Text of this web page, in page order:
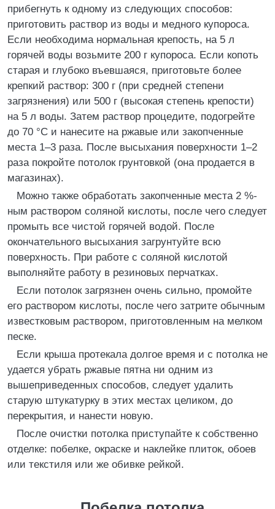
прибегнуть к одному из следующих способов:
приготовить раствор из воды и медного купороса.
Если необходима нормальная крепость, на 5 л
горячей воды возьмите 200 г купороса. Если копоть
старая и глубоко въевшаяся, приготовьте более
крепкий раствор: 300 г (при средней степени
загрязнения) или 500 г (высокая степень крепости)
на 5 л воды. Затем раствор процедите, подогрейте
до 70 °C и нанесите на ржавые или закопченные
места 1–3 раза. После высыхания поверхности 1–2
раза покройте потолок грунтовкой (она продается в
магазинах).
Можно также обработать закопченные места 2 %-
ным раствором соляной кислоты, после чего следует
промыть все чистой горячей водой. После
окончательного высыхания загрунтуйте всю
поверхность. При работе с соляной кислотой
выполняйте работу в резиновых перчатках.
Если потолок загрязнен очень сильно, промойте
его раствором кислоты, после чего затрите обычным
известковым раствором, приготовленным на мелком
песке.
Если крыша протекала долгое время и с потолка не
удается убрать ржавые пятна ни одним из
вышеприведенных способов, следует удалить
старую штукатурку в этих местах целиком, до
перекрытия, и нанести новую.
После очистки потолка приступайте к собственно
отделке: побелке, окраске и наклейке плиток, обоев
или текстиля или же обивке рейкой.